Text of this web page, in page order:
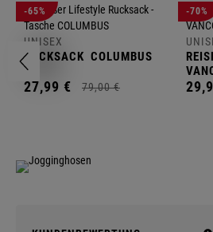
-65%
UNISEX
RUCKSACK COLUMBUS
27,99 € 79,00 €
-70%
29,